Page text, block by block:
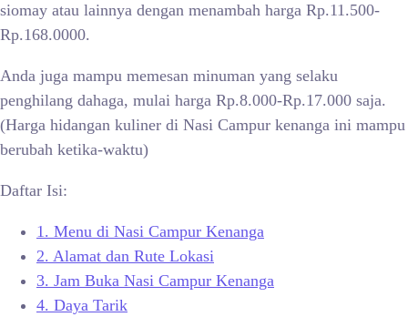
siomay atau lainnya dengan menambah harga Rp.11.500-
Rp.168.0000.
Anda juga mampu memesan minuman yang selaku
penghilang dahaga, mulai harga Rp.8.000-Rp.17.000 saja.
(Harga hidangan kuliner di Nasi Campur kenanga ini mampu
berubah ketika-waktu)
Daftar Isi:
1. Menu di Nasi Campur Kenanga
2. Alamat dan Rute Lokasi
3. Jam Buka Nasi Campur Kenanga
4. Daya Tarik